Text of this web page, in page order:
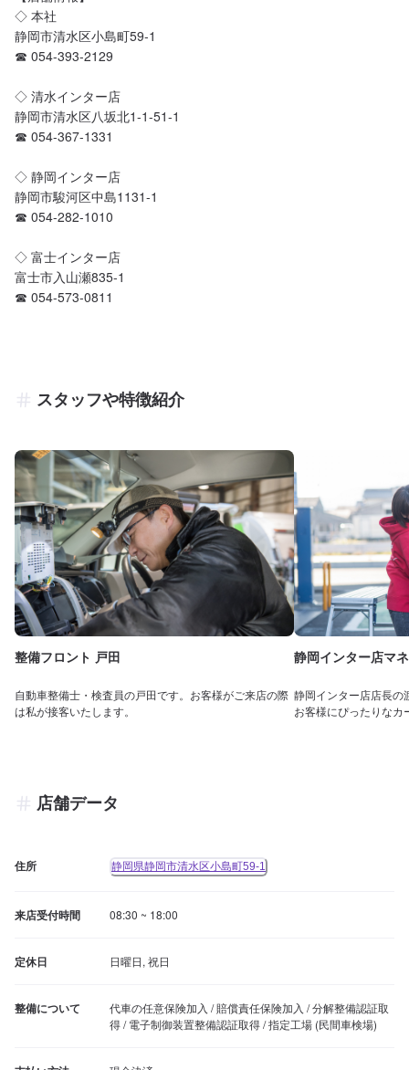
◇ 本社
静岡市清水区小島町59-1
☎︎ 054-393-2129
◇ 清水インター店
静岡市清水区八坂北1-1-51-1
☎︎ 054-367-1331
◇ 静岡インター店
静岡市駿河区中島1131-1
☎︎ 054-282-1010
◇ 富士インター店
富士市入山瀬835-1
☎︎ 054-573-0811
スタッフや特徴紹介
整備フロント 戸田
自動車整備士・検査員の戸田です。お客様がご来店の際
は私が接客いたします。
静岡インター店マ
静岡インター店店長の
お客様にぴったりなカ
店舗データ
住所 静岡県静岡市清水区小島町59-1
来店受付時間 08:30 ~ 18:00
定休日 日曜日, 祝日
整備について
代車の任意保険加入 / 賠償責任保険加入 / 分解整備認証取
得 / 電子制御装置整備認証取得 / 指定工場 (民間車検場)